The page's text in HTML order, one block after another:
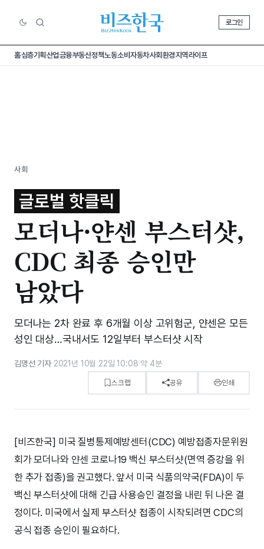
로그인
홈심층기획산업금융부동산정책노동소비 자동차사회환경지역라이프
사회
글로벌 핫클릭
모더나·얀센 부스터샷,
CDC 최종 승인만
남았다
모더나는 2차 완료 후 6개월 이상 고위험군, 얀센은 모든
성인 대상…국내서도 12일부터 부스터샷 시작
김명선 기자·2021년 10월 22일 10:08·약 4분
스크랩 공유 인쇄
[비즈한국] 미국 질병통제예방센터(CDC) 예방접종자문위원
회가 모더나와 얀센 코로나19 백신 부스터샷(면역 증강을 위
한 추가 접종)을 권고했다. 앞서 미국 식품의약국(FDA)이 두
백신 부스터샷에 대해 긴급 사용승인 결정을 내린 뒤 나온 결
정이다. 미국에서 실제 부스터샷 접종이 시작되려면 CDC의
공식 접종 승인이 필요하다.